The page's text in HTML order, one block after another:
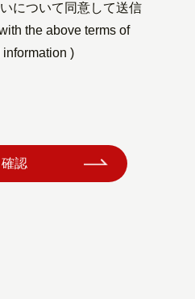
について同意して送信
the above terms of
)